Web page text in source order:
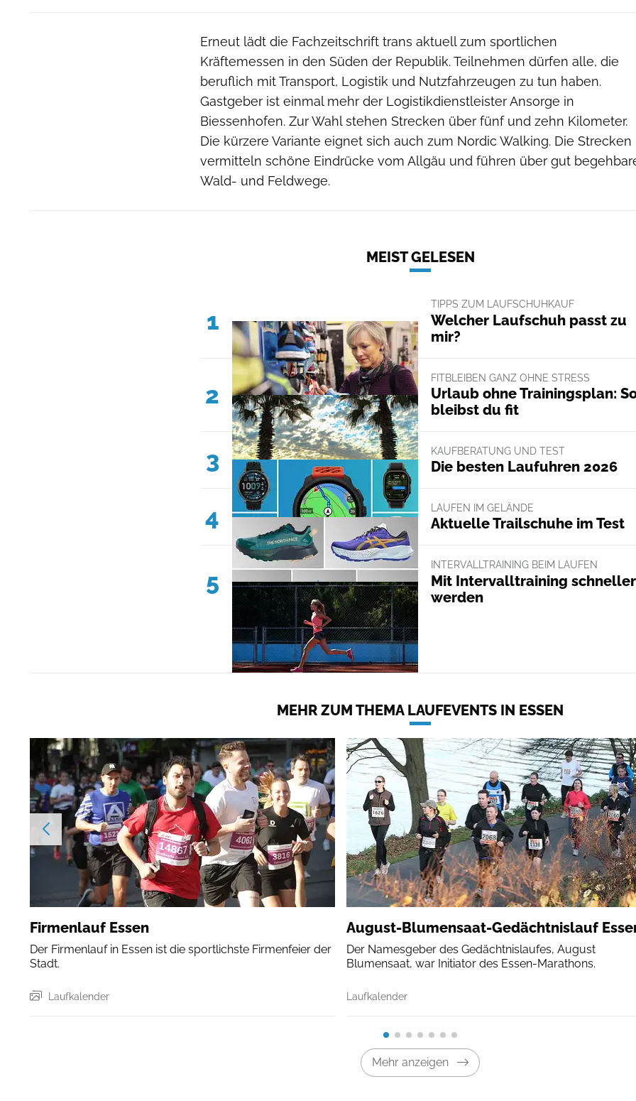
Erneut lädt die Fachzeitschrift trans aktuell zum sportlichen
Kräftemessen in den Süden der Republik. Teilnehmen dürfen alle, die
beruflich mit Transport, Logistik und Nutzfahrzeugen zu tun haben.
Gastgeber ist einmal mehr der Logistikdienstleister Ansorge in
Biessenhofen. Zur Wahl stehen Strecken über fünf und zehn Kilometer.
Die kürzere Variante eignet sich auch zum Nordic Walking. Die Strecken
vermitteln schöne Eindrücke vom Allgäu und führen über gut
Wald- und Feldwege.
MEIST GELESEN
1
TIPPS ZUM LAUFSCHUHKAUF
Welcher Laufschuh passt zu
mir?
2
FITBLEIBEN GANZ OHNE STRESS
Urlaub ohne Trainingsplan:
bleibst du fit
3 KAUFBERATUNG UND TEST
Die besten Laufuhren 2026
4 LAUFEN IM GELÄNDE
Aktuelle Trailschuhe im Test
5
INTERVALLTRAINING BEIM LAUFEN
Mit Intervalltraining schneller
werden
MEHR ZUM THEMA LAUFEVENTS IN ESSEN
Firmenlauf Essen
Der Firmenlauf in Essen ist die sportlichste Firmenfeier der
Stadt.
Laufkalender
August-Blumensaat-Gedächtnislauf
Der Namesgeber des Gedächtnislaufes, August
Blumensaat, war Initiator des Essen-Marathons.
Laufkalender
Mehr anzeigen